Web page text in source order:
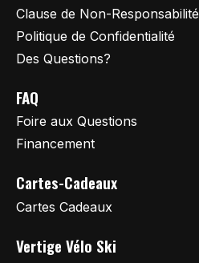
Clause de Non-Responsabilité
Politique de Confidentialité
Des Questions?
FAQ
Foire aux Questions
Financement
Cartes-Cadeaux
Cartes Cadeaux
Vertige Vélo Ski